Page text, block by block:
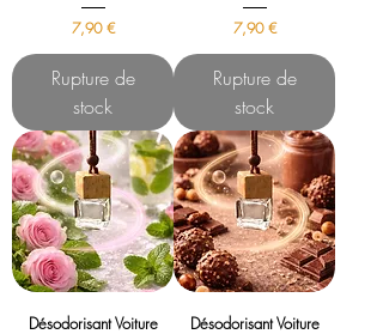
Prix
7,90 €
Rupture de
stock
Prix
7,90 €
Rupture de
stock
Désodorisant Voiture
Désodorisant Voiture